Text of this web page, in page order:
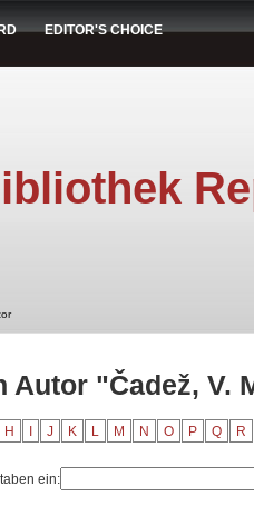
EDITOR'S CHOICE
Autor "Čadež, V.
H J K L M N O P Q R
ein: